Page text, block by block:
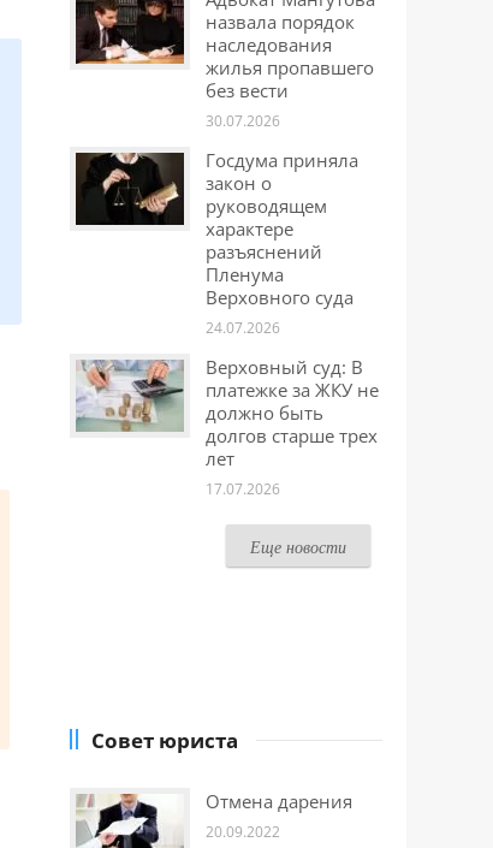
назвала порядок
наследования
жилья пропавшего
без вести
30.07.2026
Госдума приняла
закон о
руководящем
характере
разъяснений
Пленума
Верховного суда
24.07.2026
Верховный суд: В
платежке за ЖКУ не
должно быть
долгов старше трех
лет
17.07.2026
Еще новости
Совет юриста
Отмена дарения
20.09.2022